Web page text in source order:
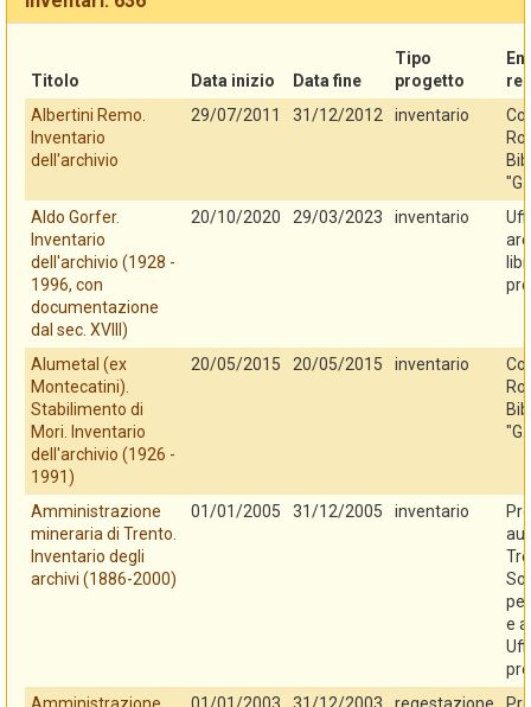
Titolo Data inizio Data fine
Tipo
progetto
Albertini Remo.
Inventario
dell'archivio
29/07/2011 31/12/2012 inventario
Aldo Gorfer.
Inventario
dell'archivio (1928 -
1996, con
documentazione
dal sec. XVIII)
20/10/2020 29/03/2023 inventario
Alumetal (ex
Montecatini).
Stabilimento di
Mori. Inventario
dell'archivio (1926 -
1991)
20/05/2015 20/05/2015 inventario
Amministrazione
mineraria di Trento.
Inventario degli
archivi (1886-2000)
01/01/2005 31/12/2005 inventario
e